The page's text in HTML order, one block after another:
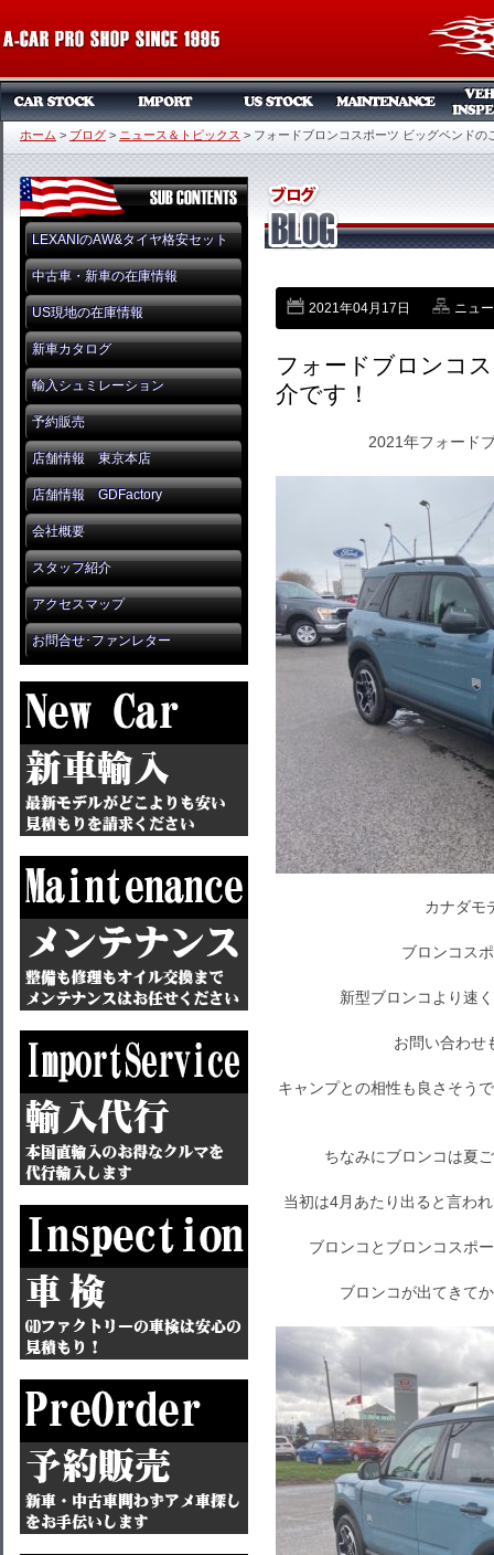
ホーム > ブログ > ニュース＆トピックス > フォードブロンコスポーツ ビッグベンドの
LEXANIのAW&タイヤ格安セット
中古車・新車の在庫情報
US現地の在庫情報
新車カタログ
輸入シュミレーション
予約販売
店舗情報 東京本店
店舗情報 GDFactory
会社概要
スタッフ紹介
アクセスマップ
お問合せ･ファンレター
2021年04月17日 ニュ
フォードブロンコ
介です！
2021年フォード
カナダモ
ブロンコス
新型ブロンコより速
お問い合わせ
キャンプとの相性も良さそう
ちなみにブロンコは夏
当初は4月あたり出ると言わ
ブロンコとブロンコスポ
ブロンコが出てきて